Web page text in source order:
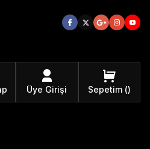
Üye Girişi Sepetim